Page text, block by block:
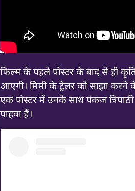
फिल्म के पहले पोस्टर के बाद से ही
आएगी। मिमी के ट्रेलर को साझा
एक पोस्टर में उनके साथ पंकज
पाहवा हैं।